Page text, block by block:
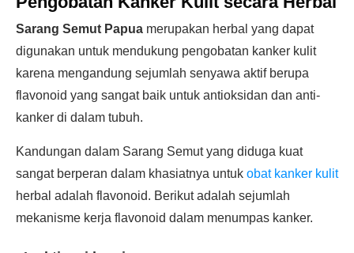
Sarang Semut Papua merupakan herbal yang dapat
digunakan untuk mendukung pengobatan kanker kulit
karena mengandung sejumlah senyawa aktif berupa
flavonoid yang sangat baik untuk antioksidan dan anti-
kanker di dalam tubuh.
Kandungan dalam Sarang Semut yang diduga kuat
sangat berperan dalam khasiatnya untuk obat kanker kulit
herbal adalah flavonoid. Berikut adalah sejumlah
mekanisme kerja flavonoid dalam menumpas kanker.